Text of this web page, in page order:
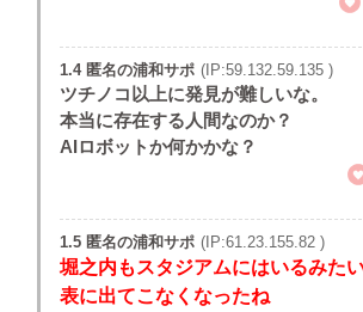
1.4 匿名の浦和サポ (IP:59.132.59.135 )
ツチノコ以上に発見が難しいな。
本当に存在する人間なのか？
AIロボットか何かかな？
1.5 匿名の浦和サポ (IP:61.23.155.82 )
堀之内もスタジアムにはいるみた
表に出てこなくなったね